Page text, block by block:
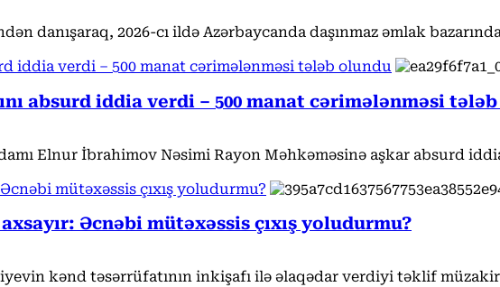
danışaraq, 2026-cı ildə Azərbaycanda daşınmaz əmlak
iddia verdi – 500 manat cərimələnməsi tələb olundu
absurd iddia verdi – 500 manat cərimələnməsi
Elnur İbrahimov Nəsimi Rayon Məhkəməsinə aşkar absurd
mütəxəssis çıxış yoludurmu?
Əcnəbi mütəxəssis çıxış yoludurmu?
kənd təsərrüfatının inkişafı ilə əlaqədar verdiyi təklif